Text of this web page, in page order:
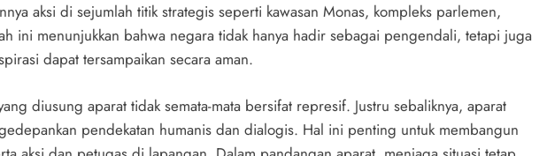
aksi di sejumlah titik strategis seperti kawasan Monas, kompleks parlemen,
ini menunjukkan bahwa negara tidak hanya hadir sebagai pengendali, tetapi juga
dapat tersampaikan secara aman.
diusung aparat tidak semata-mata bersifat represif. Justru sebaliknya, aparat
pendekatan humanis dan dialogis. Hal ini penting untuk membangun